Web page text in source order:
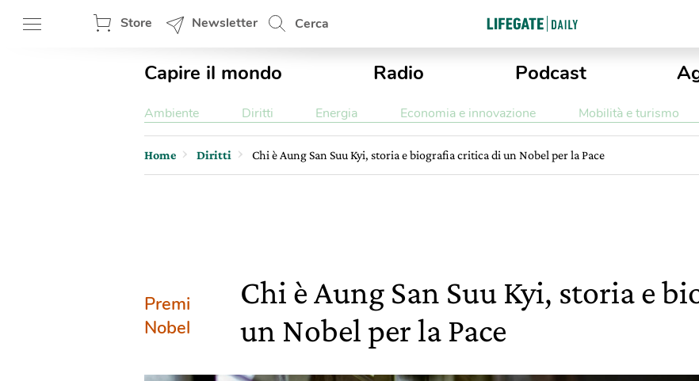
Store Newsletter Cerca
Capire il mondo Radio Podcast
Ambiente Diritti Energia Economia e innovazione Mobilità e turismo
Home Diritti Chi è Aung San Suu Kyi, storia e biografia critica di un Nobel per la Pace
Premi
Nobel
Chi è Aung San Suu Kyi, storia e
un Nobel per la Pace